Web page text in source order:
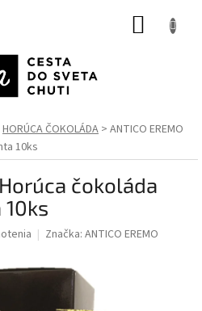
HORÚCA ČOKOLÁDA
ANTICO EREMO
10ks
čokoláda
Značka: ANTICO EREMO